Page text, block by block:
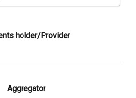
holder/Provider
Aggregator